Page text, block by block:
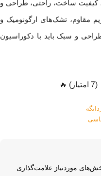
کیفیت ساخت، راحتی، طراحی و
مقاوم، تشک‌های ارگونومیک و
و سبک باید با دکوراسیون
(7 امتیاز) 🔥
موردنیاز علامت‌گذاری